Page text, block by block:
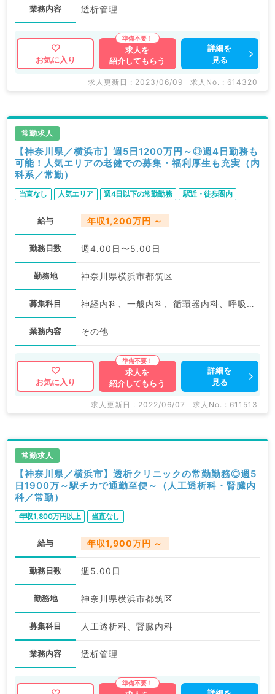
業務内容 透析管理
お気に入り
求人を
紹介してもらう
詳細を
見る
求人更新日 : 2023/06/09 求人No. : 614320
常勤求人
【神奈川県／横浜市】週5日1200万円～◎週4日勤務も
可能！人気エリアの老健での募集・福利厚生も充実（内
科系／常勤）
当直なし 人気エリア 週4日以下の常勤勤務 駅近・徒歩圏内
給与 年収1,200万円 ～
勤務日数 週4.00日〜5.00日
勤務地 神奈川県横浜市都筑区
募集科目 神経内科、一般内科、循環器内科、呼吸器内科、消化器内科、内分泌・代謝内科、腎臓内科
業務内容 その他
お気に入り
求人を
紹介してもらう
詳細を
見る
求人更新日 : 2022/06/07 求人No. : 611513
常勤求人
【神奈川県／横浜市】透析クリニックの常勤勤務◎週5
日1900万～駅チカで通勤至便～（人工透析科・腎臓内
科／常勤）
年収1,800万円以上 当直なし
給与 年収1,900万円 ～
勤務日数 週5.00日
勤務地 神奈川県横浜市都筑区
募集科目 人工透析科、腎臓内科
業務内容 透析管理